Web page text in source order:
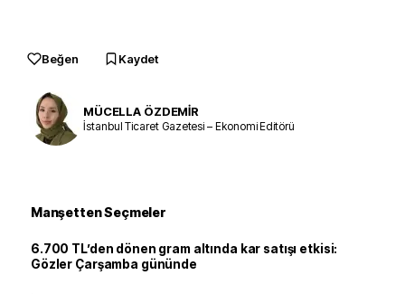
Beğen Kaydet
MÜCELLA ÖZDEMİR
İstanbul Ticaret Gazetesi – Ekonomi Editörü
Manşetten Seçmeler
6.700 TL’den dönen gram altında kar satışı etkisi:
Gözler Çarşamba gününde